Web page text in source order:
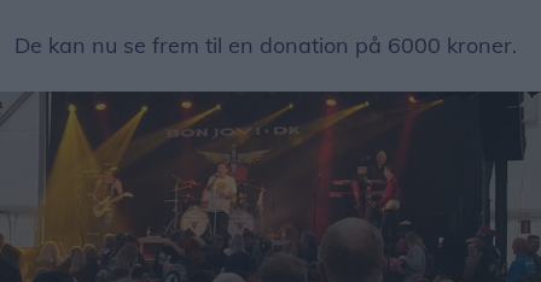
De kan nu se frem til en donation på 6000 kroner.